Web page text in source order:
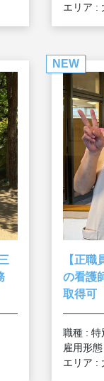
エリア :
NEW
【正職
の看護
取得可
職種 : 特
雇用形
エリア :